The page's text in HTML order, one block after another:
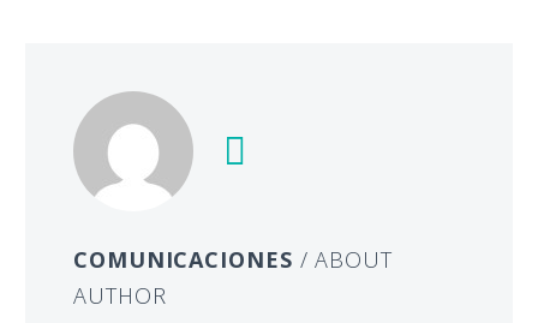
COMUNICACIONES / ABOUT
AUTHOR